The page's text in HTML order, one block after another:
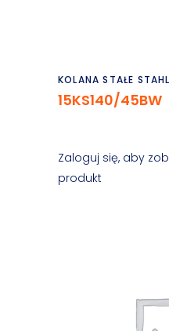
KOLANA STAŁE
15KS140/45BW
Zaloguj się, aby
produkt